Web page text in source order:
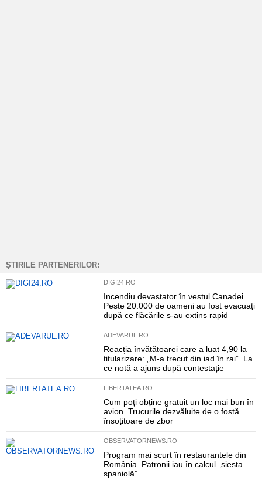
ȘTIRILE PARTENERILOR:
DIGI24.RO
Incendiu devastator în vestul Canadei.
Peste 20.000 de oameni au fost evacuați
după ce flăcările s-au extins rapid
ADEVARUL.RO
Reacția învățătoarei care a luat 4,90 la
titularizare: „M-a trecut din iad în rai”. La
ce notă a ajuns după contestație
LIBERTATEA.RO
Cum poți obține gratuit un loc mai bun în
avion. Trucurile dezvăluite de o fostă
însoțitoare de zbor
OBSERVATORNEWS.RO
Program mai scurt în restaurantele din
România. Patronii iau în calcul „siesta
spaniolă”